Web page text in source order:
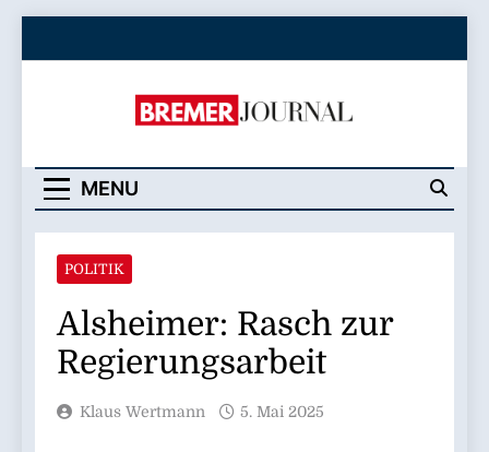
Bremer Journal
MENU
POLITIK
Alsheimer: Rasch zur
Regierungsarbeit
Klaus Wertmann 5. Mai 2025